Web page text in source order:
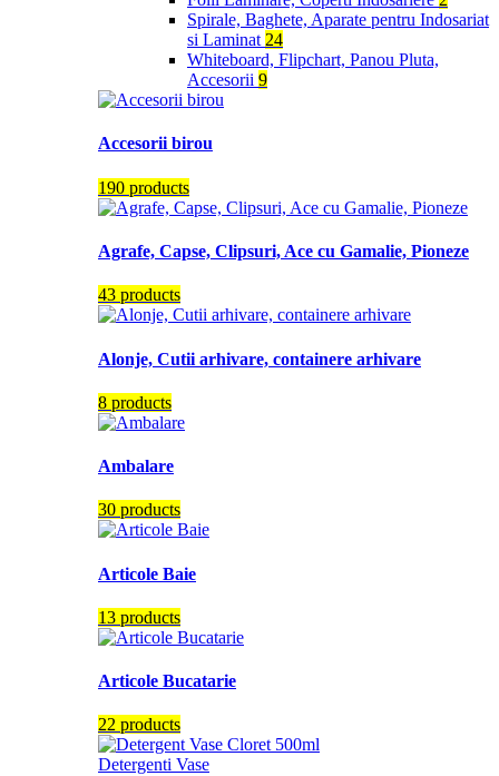
Spirale, Baghete, Aparate pentru Indosariat
si Laminat 24
Whiteboard, Flipchart, Panou Pluta,
Accesorii 9
Accesorii birou
190 products
Agrafe, Capse, Clipsuri, Ace cu Gamalie, Pioneze
43 products
Alonje, Cutii arhivare, containere arhivare
8 products
Ambalare
30 products
Articole Baie
13 products
Articole Bucatarie
22 products
Detergenti Vase